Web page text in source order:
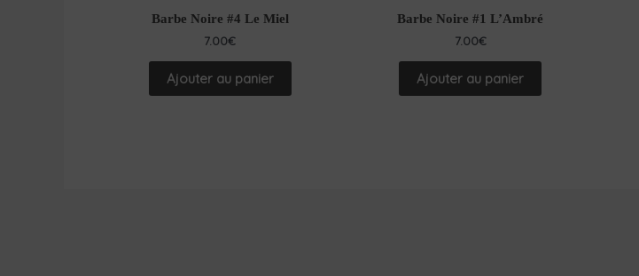
Barbe Noire #4 Le Miel
7.00€
Ajouter au panier
Barbe Noire #1 L’Ambré
7.00€
Ajouter au panier